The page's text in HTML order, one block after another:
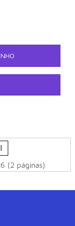
(2 páginas)